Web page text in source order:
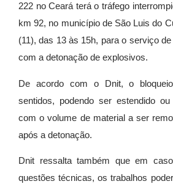
222 no Ceará terá o tráfego
km 92, no município de São Luis do
(11), das 13 às 15h, para o serviço
com a detonação de explosivos.
De acordo com o Dnit, o
sentidos, podendo ser estendido
com o volume de material a ser
após a detonação.
Dnit ressalta também que em
questões técnicas, os trabalhos